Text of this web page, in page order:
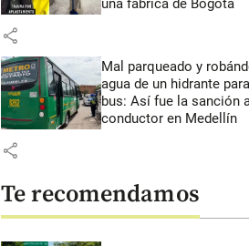
una fábrica de Bogotá
share
Mal parqueado y
agua de un hidrante
bus: Así fue la sanción
conductor en Medellín
share
Te recomendamos